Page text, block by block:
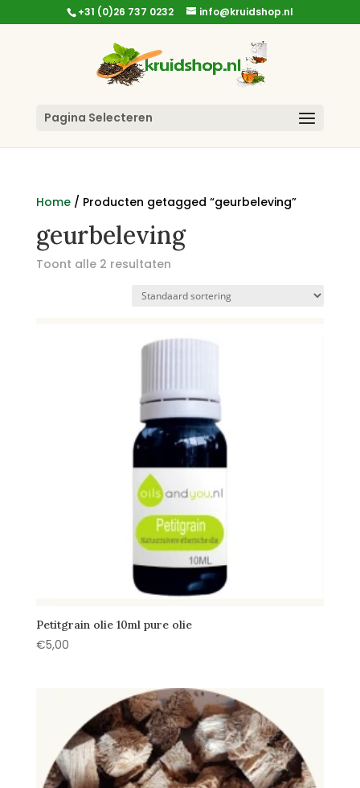
+31 (0)26 737 0232 info@kruidshop.nl
Pagina Selecteren
Home/ Producten getagged “geurbeleving”
geurbeleving
Toont alle 2 resultaten
Petitgrain olie 10ml pure olie
€5,00